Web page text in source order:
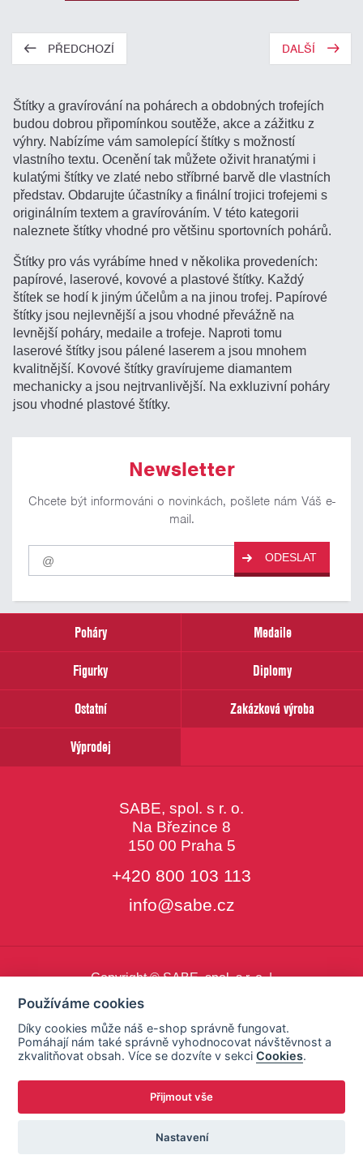
PŘEDCHOZÍ DALŠÍ
Štítky a gravírování na pohárech a obdobných trofejích
budou dobrou připomínkou soutěže, akce a zážitku z
výhry. Nabízíme vám samolepící štítky s možností
vlastního textu. Ocenění tak můžete oživit hranatými i
kulatými štítky ve zlaté nebo stříbrné barvě dle vlastních
představ. Obdarujte účastníky a finální trojici trofejemi s
originálním textem a gravírováním. V této kategorii
naleznete štítky vhodné pro většinu sportovních pohárů.
Štítky pro vás vyrábíme hned v několika provedeních:
papírové, laserové, kovové a plastové štítky. Každý
štítek se hodí k jiným účelům a na jinou trofej. Papírové
štítky jsou nejlevnější a jsou vhodné převážně na
levnější poháry, medaile a trofeje. Naproti tomu
laserové štítky jsou pálené laserem a jsou mnohem
kvalitnější. Kovové štítky gravírujeme diamantem
mechanicky a jsou nejtrvanlivější. Na exkluzivní poháry
jsou vhodné plastové štítky.
Newsletter
Chcete být informováni o novinkách, pošlete nám Váš e-
mail.
Pro
odběr
našich
email
ODESLAT
Poháry
Medaile
Figurky
Diplomy
Ostatní
Zakázková výroba
Výprodej
SABE, spol. s r. o.
Na Březince 8
150 00 Praha 5
+420 800 103 113
info@sabe.cz
Copyright © SABE, spol. s r. o. |
Používáme cookies
Díky cookies může náš e-shop správně fungovat.
Pomáhají nám také správně vyhodnocovat návštěvnost a
zkvalitňovat obsah. Více se dozvíte v sekciCookies.
Přijmout vše
Nastavení